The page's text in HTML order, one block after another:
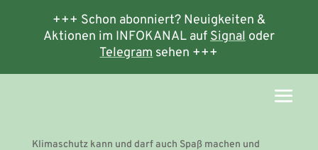
+++ Schon abonniert? Neuigkeiten &
Aktionen im INFOKANAL aufSignaloder
Telegramsehen +++
Klimaschutz kann und darf auch Spaß machen und